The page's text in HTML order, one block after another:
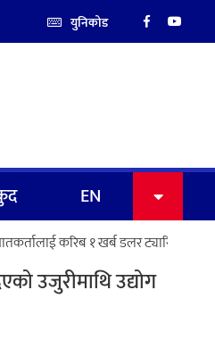
युनिकोड
EN
करिब १ खर्ब डलर ट्यारिफ
उजुरीमाथि उद्योग